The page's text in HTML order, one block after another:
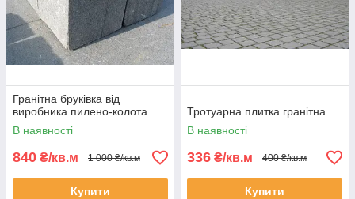
Гранітна бруківка від
виробника пилено-колота
В наявності
840 ₴/кв.м 1 000 ₴/кв.м
Купити
Тротуарна плитка гранітна
В наявності
336 ₴/кв.м 400 ₴/кв.м
Купити